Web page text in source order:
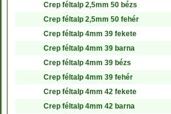
Crep féltalp 2,5mm 50 bézs
Crep féltalp 2,5mm 50 fehér
Crep féltalp 4mm 39 fekete
Crep féltalp 4mm 39 barna
Crep féltalp 4mm 39 bézs
Crep féltalp 4mm 39 fehér
Crep féltalp 4mm 42 fekete
Crep féltalp 4mm 42 barna